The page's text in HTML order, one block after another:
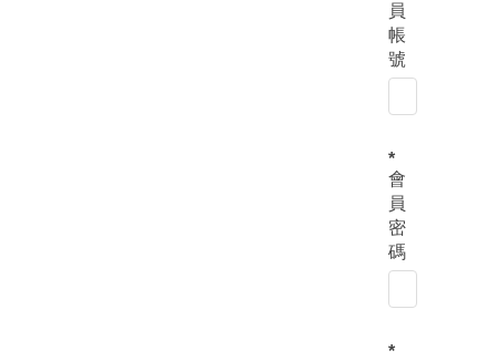
員
帳
號
會
員
密
碼